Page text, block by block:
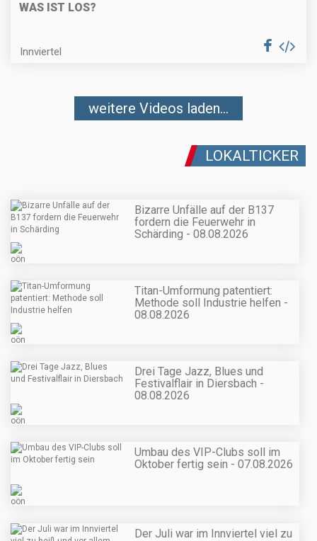
WAS IST LOS?
Innviertel
weitere Videos laden...
LOKALTICKER
Bizarre Unfälle auf der B137
fordern die Feuerwehr in
Schärding - 08.08.2026
Titan-Umformung patentiert:
Methode soll Industrie helfen -
08.08.2026
Drei Tage Jazz, Blues und
Festivalflair in Diersbach -
08.08.2026
Umbau des VIP-Clubs soll im
Oktober fertig sein - 07.08.2026
Der Juli war im Innviertel viel zu